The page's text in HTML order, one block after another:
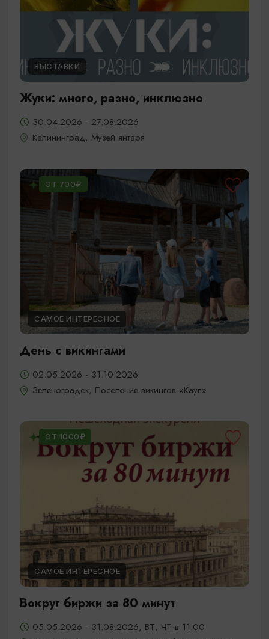
ВЫСТАВКИ
Жуки: много, разно, инклюзно
30.04.2026 - 27.08.2026
Калининград, Музей янтаря
ОТ 700₽
САМОЕ ИНТЕРЕСНОЕ
День с викингами
02.05.2026 - 31.10.2026
Зеленоградск, Поселение викингов «Кауп»
ОТ 1000₽
САМОЕ ИНТЕРЕСНОЕ
Вокруг биржи за 80 минут
05.05.2026 - 31.08.2026, ВТ, ЧТ в 11:00